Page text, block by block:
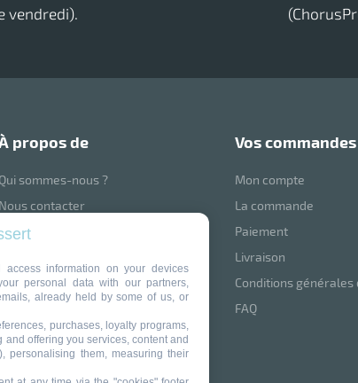
vendredi).
à propos de
Qui sommes-nous ?
Nous contacter
légales
des cookies
vos commandes
Mon compte
La commande
Paiement
Livraison
Conditions générales
FAQ
information on your devices
personal data with our partners,
already held by some of us, or
purchases, loyalty programs,
and offering you services, content and
personalising them, measuring their